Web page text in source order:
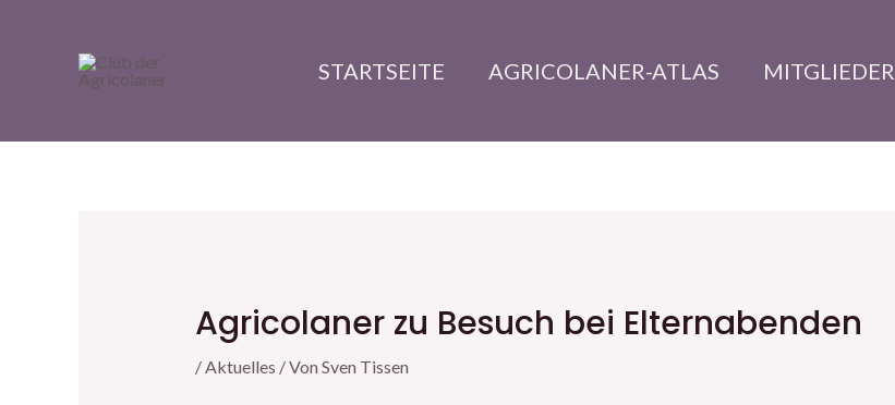
STARTSEITE AGRICOLANER-ATLAS MITGLIEDER
Agricolaner zu Besuch bei Elternabenden
/Aktuelles / Von Sven Tissen